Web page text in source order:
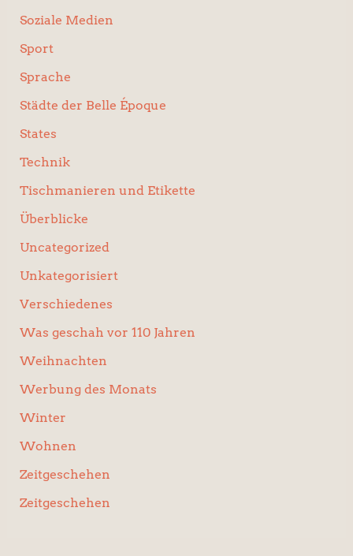
Soziale Medien
Sport
Sprache
Städte der Belle Époque
States
Technik
Tischmanieren und Etikette
Überblicke
Uncategorized
Unkategorisiert
Verschiedenes
Was geschah vor 110 Jahren
Weihnachten
Werbung des Monats
Winter
Wohnen
Zeitgeschehen
Zeitgeschehen